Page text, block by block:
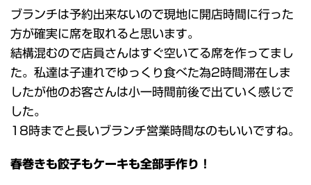
ブランチは予約出来ないので現地に開店時間に行った
方が確実に席を取れると思います。
結構混むので店員さんはすぐ空いてる席を作ってまし
た。私達は子連れでゆっくり食べた為2時間滞在しま
したが他のお客さんは小一時間前後で出ていく感じで
した。
18時までと長いブランチ営業時間なのもいいですね。
春巻きも餃子もケーキも全部手作り！